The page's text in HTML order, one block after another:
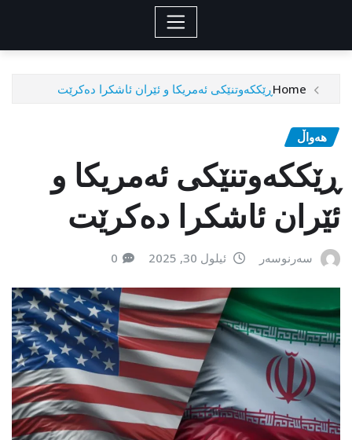
Homeڕێککەوتنێکی ئەمریکا و ئێران ئاشکرا دەکرێت
هەواڵ
ڕێککەوتنێکی ئەمریکا و
ئێران ئاشکرا دەکرێت
سەرنوسەر ئیلول 30, 2025 0